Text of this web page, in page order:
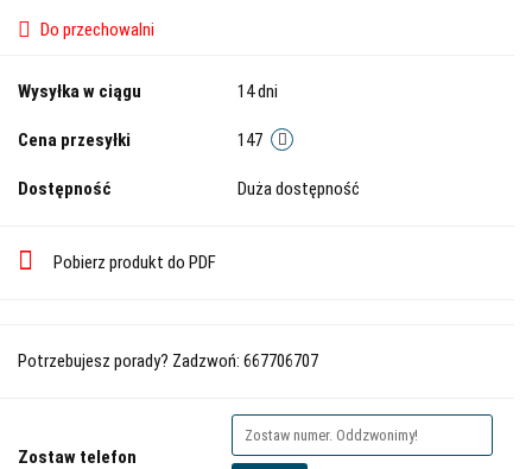
Do przechowalni
Wysyłka w ciągu 14 dni
Cena przesyłki 147
Dostępność Duża dostępność
Pobierz produkt do PDF
Potrzebujesz porady? Zadzwoń: 667706707
Zostaw telefon